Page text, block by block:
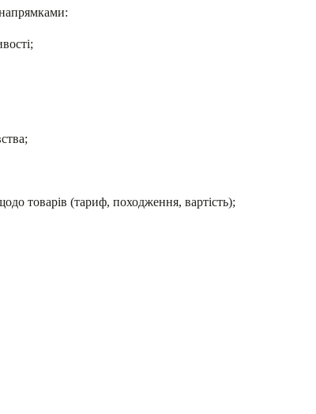
товарів (тариф, походження, вартість);